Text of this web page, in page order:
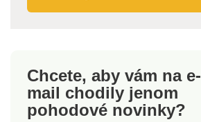
Chcete, aby vám na e-
mail chodily jenom
pohodové novinky?